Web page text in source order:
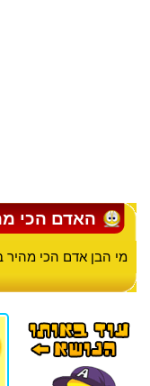
האדם הכי
מי הבן אדם הכי